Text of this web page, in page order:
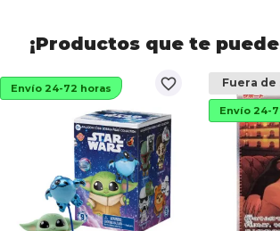
¡Productos que te
favorite_border
Envío 24-72 horas Fuera
Envío 24-